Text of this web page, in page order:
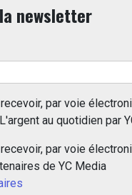
newsletter
par voie
au quotidien par
par voie
de YC Media